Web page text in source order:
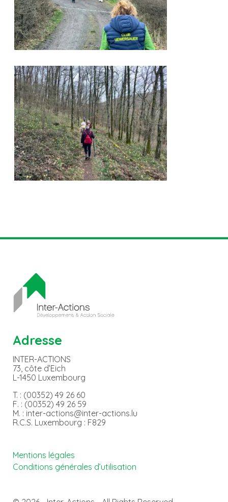
Adresse
INTER-ACTIONS
73, côte d’Eich
L-1450 Luxembourg
T. : (00352) 49 26 60
F. : (00352) 49 26 59
M. : inter-actions@inter-actions.lu
R.C.S. Luxembourg : F829
Mentions légales
Conditions générales d’utilisation